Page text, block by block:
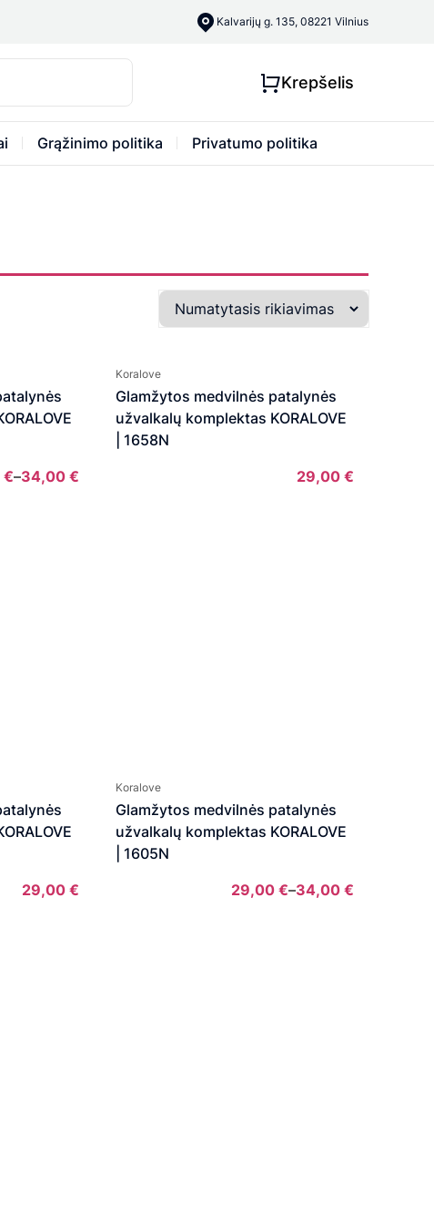
Kalvarijų g. 135, 08221 Vilnius
Krepšelis
Grąžinimo politika Privatumo politika
€–34,00 €
Koralove
Glamžytos medvilnės patalynės
užvalkalų komplektas KORALOVE
| 1658N
29,00 €
29,00 €
Koralove
Glamžytos medvilnės patalynės
užvalkalų komplektas KORALOVE
| 1605N
29,00 €–34,00 €